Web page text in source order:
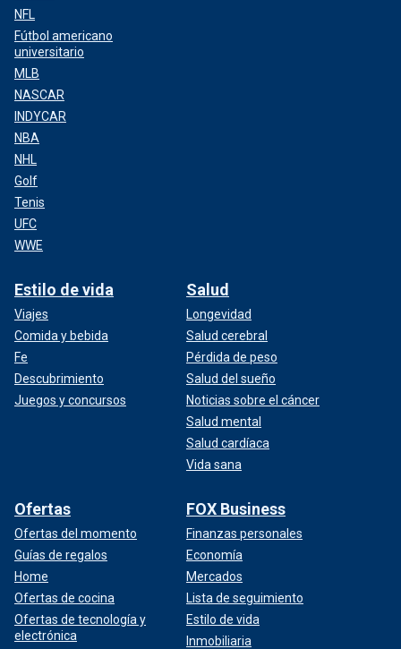
NFL
Fútbol americano
universitario
MLB
NASCAR
INDYCAR
NBA
NHL
Golf
Tenis
UFC
WWE
Estilo de vida
Viajes
Comida y bebida
Fe
Descubrimiento
Juegos y concursos
Salud
Longevidad
Salud cerebral
Pérdida de peso
Salud del sueño
Noticias sobre el cáncer
Salud mental
Salud cardíaca
Vida sana
Ofertas
Ofertas del momento
Guías de regalos
Home
Ofertas de cocina
Ofertas de tecnología y
electrónica
FOX Business
Finanzas personales
Economía
Mercados
Lista de seguimiento
Estilo de vida
Inmobiliaria